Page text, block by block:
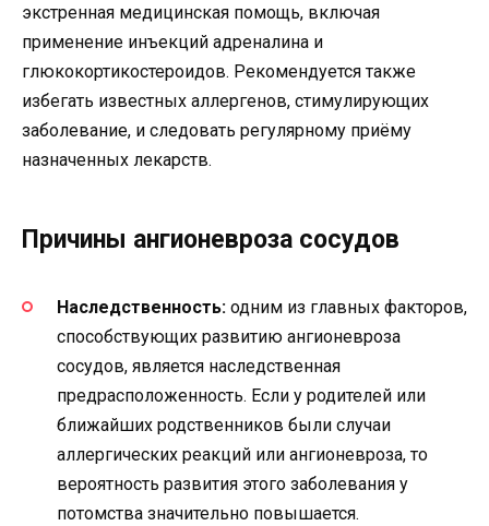
экстренная медицинская помощь, включая
применение инъекций адреналина и
глюкокортикостероидов. Рекомендуется также
избегать известных аллергенов, стимулирующих
заболевание, и следовать регулярному приёму
назначенных лекарств.
Причины ангионевроза сосудов
Наследственность: одним из главных факторов,
способствующих развитию ангионевроза
сосудов, является наследственная
предрасположенность. Если у родителей или
ближайших родственников были случаи
аллергических реакций или ангионевроза, то
вероятность развития этого заболевания у
потомства значительно повышается.